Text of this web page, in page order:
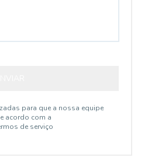
para que a nossa equipe
acordo com a
de serviço